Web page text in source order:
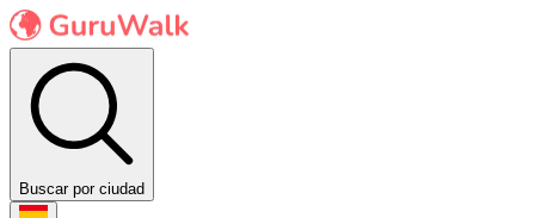
Buscar por ciudad